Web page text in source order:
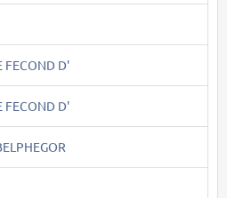
FECOND D'
FECOND D'